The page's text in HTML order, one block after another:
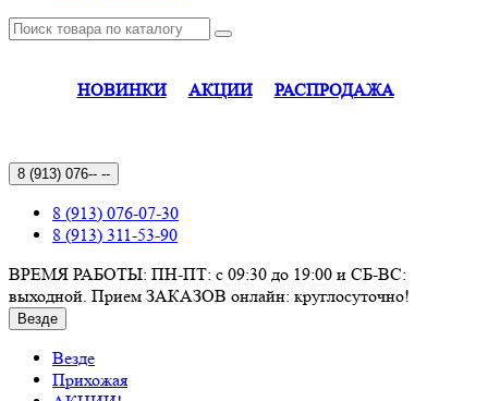
НОВИНКИ АКЦИИ РАСПРОДАЖА
8 (913) 076-- --
8 (913) 076-07-30
8 (913) 311-53-90
ВРЕМЯ РАБОТЫ: ПН-ПТ: с 09:30 до 19:00 и СБ-ВС:
выходной. Прием ЗАКАЗОВ онлайн: круглосуточно!
Везде
Везде
Прихожая